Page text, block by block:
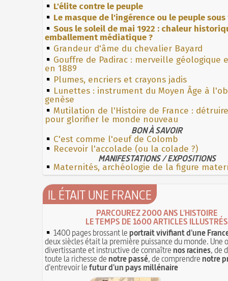
L'élite contre le peuple
Le masque de l'ingérence ou le peuple
Sous le soleil de mai 1922 : chaleur
emballement médiatique ?
Grandeur d'âme du chevalier Bayard
Gouffre de Padirac : merveille géologique
en 1889
Plumes, encriers et crayons jadis
Lunettes : instrument du Moyen Âge à
genèse
Mutilation de l'Histoire de France :
pour glorifier le monde nouveau
BON À SAVOIR
C'est comme l'oeuf de Colomb
Recevoir l'accolade (ou la colade ?)
MANIFESTATIONS / EXPOSITIONS
Maternités, archéologie de la figure
IL ÉTAIT UNE FRANCE
PARCOUREZ 2000 ANS L'HISTOIRE
LE TEMPS DE 1600 ARTICLES ILLUSTRÉS
1400 pages brossant leportrait vivifiant d'une
deux siècles était la première puissance du monde. Une
divertissante et instructive de connaîtrenos racines, de
toute la richesse denotre passé, de comprendrenotre
d'entrevoir lefutur d'un pays millénaire